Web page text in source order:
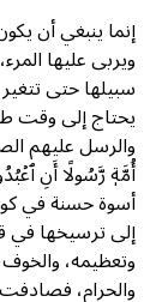
إنما ينبغي أن
ويربى عليها
سبيلها حتى
يحتاج إلى وقت
والرسل عليهم
أُمَّةٖ رَّسُولًا أَنِ
أسوة حسنة في
إلى ترسيخها في
وتعظيمه، والخوف
والحرام،